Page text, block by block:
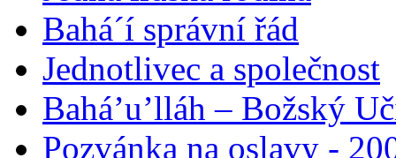
Bahá´í správní řád
Jednotlivec a společnost
Bahá’u’lláh – Božský
Pozvánka na oslavy -